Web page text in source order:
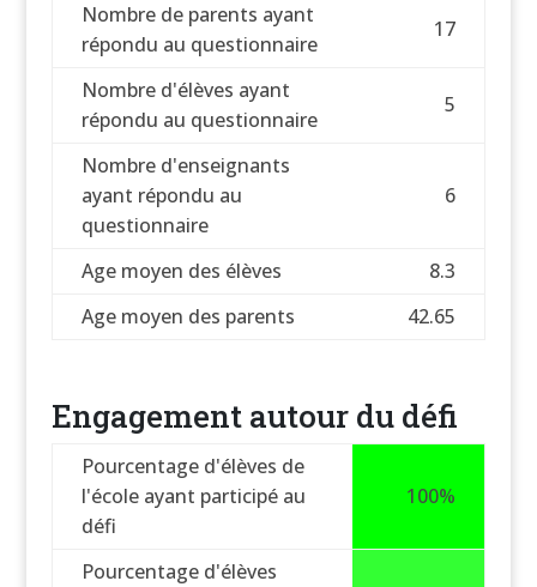
Nombre de parents ayant
répondu au questionnaire
17
Nombre d'élèves ayant
répondu au questionnaire
5
Nombre d'enseignants
ayant répondu au
questionnaire
6
Age moyen des élèves
8.3
Age moyen des parents
42.65
Engagement autour du défi
Pourcentage d'élèves de
l'école ayant participé au
défi
100%
Pourcentage d'élèves